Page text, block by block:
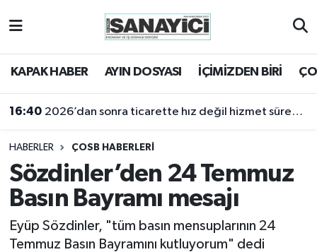
KAPAK HABER AYIN DOSYASI İÇİMİZDEN BİRİ
16:40 2026’dan sonra ticarette hız değil hizmet sürekliliği öne çıkacak
HABERLER ÇOSB HABERLERİ
Sözdinler’den 24 Temmuz
Basın Bayramı mesajı
Eyüp Sözdinler, "tüm basın mensuplarının 24
Temmuz Basın Bayramını kutluyorum" dedi
Tekirdağ Nöbetçi Eczaneler
Tekirdağ Trafik Yoğunluk Haritası
Süper Lig Puan Durumu ve Fikstür
Tüm Manşetler